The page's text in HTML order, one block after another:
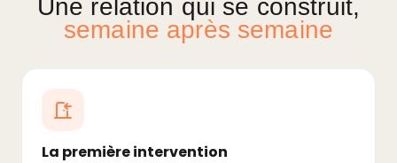
Une relation qui se construit,
semaine après semaine
La première intervention